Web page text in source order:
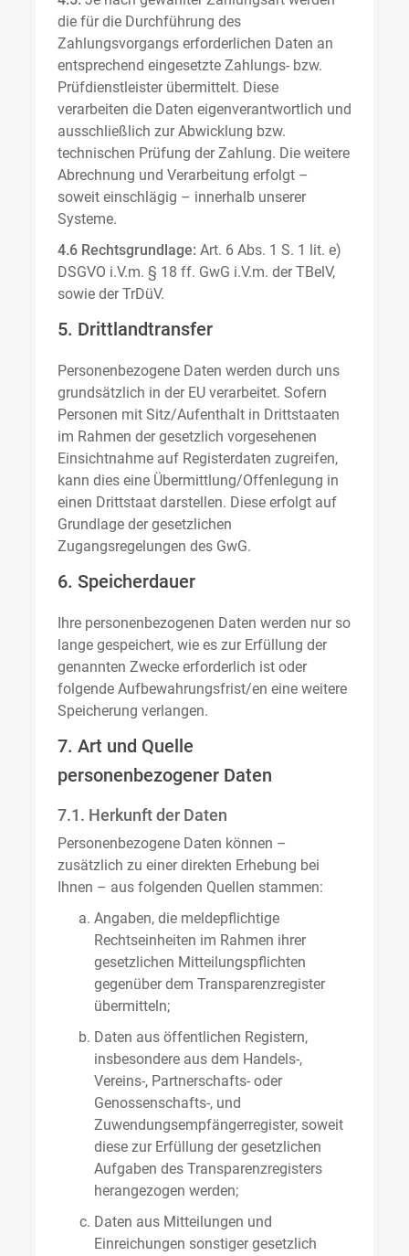
die für die Durchführung des
Zahlungsvorgangs erforderlichen Daten an
entsprechend eingesetzte Zahlungs- bzw.
Prüfdienstleister übermittelt. Diese
verarbeiten die Daten eigenverantwortlich und
ausschließlich zur Abwicklung bzw.
technischen Prüfung der Zahlung. Die weitere
Abrechnung und Verarbeitung erfolgt –
soweit einschlägig – innerhalb unserer
Systeme.
4.6 Rechtsgrundlage: Art. 6 Abs. 1 S. 1 lit. e)
DSGVO i.V.m. § 18 ff. GwG i.V.m. der TBelV,
sowie der TrDüV.
5. Drittlandtransfer
Personenbezogene Daten werden durch uns
grundsätzlich in der EU verarbeitet. Sofern
Personen mit Sitz/Aufenthalt in Drittstaaten
im Rahmen der gesetzlich vorgesehenen
Einsichtnahme auf Registerdaten zugreifen,
kann dies eine Übermittlung/Offenlegung in
einen Drittstaat darstellen. Diese erfolgt auf
Grundlage der gesetzlichen
Zugangsregelungen des GwG.
6. Speicherdauer
Ihre personenbezogenen Daten werden nur so
lange gespeichert, wie es zur Erfüllung der
genannten Zwecke erforderlich ist oder
folgende Aufbewahrungsfrist/en eine weitere
Speicherung verlangen.
7. Art und Quelle
personenbezogener Daten
7.1. Herkunft der Daten
Personenbezogene Daten können –
zusätzlich zu einer direkten Erhebung bei
Ihnen – aus folgenden Quellen stammen:
Angaben, die meldepflichtige
Rechtseinheiten im Rahmen ihrer
gesetzlichen Mitteilungspflichten
gegenüber dem Transparenzregister
übermitteln;
Daten aus öffentlichen Registern,
insbesondere aus dem Handels-,
Vereins-, Partnerschafts- oder
Genossenschafts-, und
Zuwendungsempfängerregister, soweit
diese zur Erfüllung der gesetzlichen
Aufgaben des Transparenzregisters
herangezogen werden;
Daten aus Mitteilungen und
Einreichungen sonstiger gesetzlich